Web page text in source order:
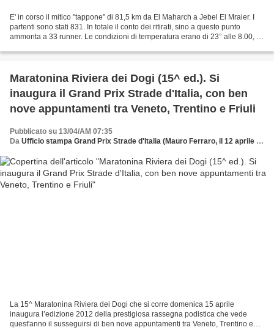
E' in corso il mitico "tappone" di 81,5 km da El Maharch a Jebel El Mraier. I
partenti sono stati 831. In totale il conto dei ritirati, sino a questo punto
ammonta a 33 runner. Le condizioni di temperatura erano di 23° alle 8.00, di
Maratonina Riviera dei Dogi (15^ ed.). Si
inaugura il Grand Prix Strade d'Italia, con ben
nove appuntamenti tra Veneto, Trentino e Friuli
Pubblicato su 13/04/AM 07:35
Da Ufficio stampa Grand Prix Strade d'Italia (Mauro Ferraro, il 12 aprile 2012)
La 15^ Maratonina Riviera dei Dogi che si corre domenica 15 aprile
inaugura l’edizione 2012 della prestigiosa rassegna podistica che vede
quest'anno il susseguirsi di ben nove appuntamenti tra Veneto, Trentino e